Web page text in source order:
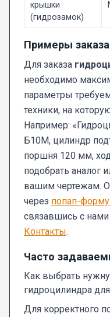
крышки
(гидрозамок)
Примеры заказа
Для заказа
необходимо
параметры
техники, на
Например:
Б10М, цилиндр
поршня 120 мм,
подобрать аналог
вашим чертежам.
через попап-форму
связавшись с нами
Контакты.
Часто
Как выбрать
гидроцилиндра
Для корректного